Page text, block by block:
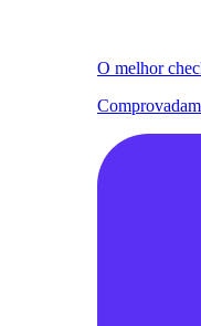
O melhor